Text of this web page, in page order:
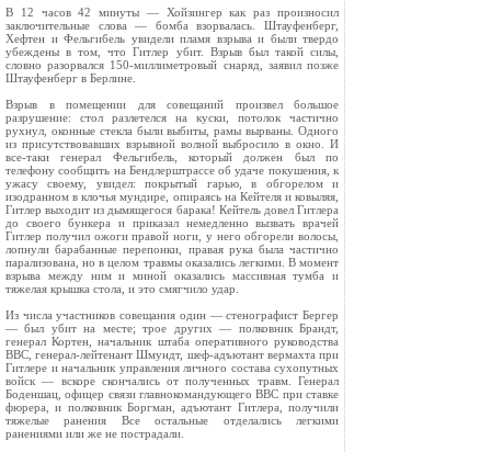
В 12 часов 42 минуты — Хойзингер как раз произносил
заключительные слова — бомба взорвалась. Штауфенберг,
Хефтен и Фельгибель увидели пламя взрыва и были твердо
убеждены в том, что Гитлер убит. Взрыв был такой силы,
словно разорвался 150‑миллиметровый снаряд, заявил позже
Штауфенберг в Берлине.
Взрыв в помещении для совещаний произвел большое
разрушение: стол разлетелся на куски, потолок частично
рухнул, оконные стекла были выбиты, рамы вырваны. Одного
из присутствовавших взрывной волной выбросило в окно. И
все‑таки генерал Фельгибель, который должен был по
телефону сообщить на Бендлерштрассе об удаче покушения, к
ужасу своему, увидел: покрытый гарью, в обгорелом и
изодранном в клочья мундире, опираясь на Кейтеля и ковыляя,
Гитлер выходит из дымящегося барака! Кейтель довел Гитлера
до своего бункера и приказал немедленно вызвать врачей
Гитлер получил ожоги правой ноги, у него обгорели волосы,
лопнули барабанные перепонки, правая рука была частично
парализована, но в целом травмы оказались легкими. В момент
взрыва между ним и миной оказались массивная тумба и
тяжелая крышка стола, и это смягчило удар.
Из числа участников совещания один — стенографист Бергер
— был убит на месте; трое других — полковник Брандт,
генерал Кортен, начальник штаба оперативного руководства
ВВС, генерал‑лейтенант Шмундт, шеф‑адъютант вермахта при
Гитлере и начальник управления личного состава сухопутных
войск — вскоре скончались от полученных травм. Генерал
Боденшац, офицер связи главнокомандующего ВВС при ставке
фюрера, и полковник Боргман, адъютант Гитлера, получили
тяжелые ранения Все остальные отделались легкими
ранениями или же не пострадали.